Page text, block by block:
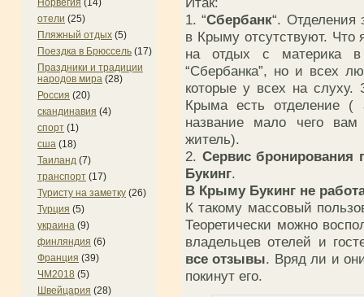
Норвегия (14)
отели (25)
Пляжный отдых (5)
Поездка в Брюссель (17)
Праздники и традиции
народов мира (28)
Россия (20)
скандинавия (4)
спорт (1)
сша (18)
Таиланд (7)
транспорт (17)
Туристу на заметку (26)
Турция (5)
украина (9)
финляндия (6)
Франция (39)
ЧМ2018 (5)
Швейцария (28)
1. “Сбербанк“. Отделения
в Крыму отсутствуют. Что
на отдых с материка
“Сбербанка”, но и всех
которые у всех на слуху.
Крыма есть отделение
название мало чего
житель).
2. Сервис бронирования
Букинг.
В Крыму Букинг не
К такому массовый
Теоретически можно
владельцев отелей и
все отзывы. Вряд ли и
покинут его.